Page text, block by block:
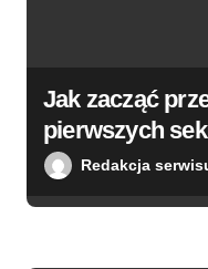
s
Jak zacząć
pierwszych
uwagęRedakcja